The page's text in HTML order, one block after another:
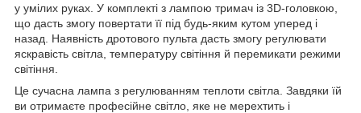
у умілих руках. У комплекті з лампою тримач із 3D-головкою,
що дасть змогу повертати її під будь-яким кутом уперед і
назад. Наявність дротового пульта дасть змогу регулювати
яскравість світла, температуру світіння й перемикати режими
світіння.
Це сучасна лампа з регулюванням теплоти світла. Завдяки їй
ви отримаєте професійне світло, яке не мерехтить і